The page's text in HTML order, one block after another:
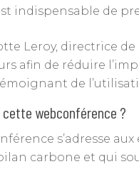
indispensable de
Leroy, directrice
afin de réduire
de
cette webconférence ?
s’adresse
carbone et qui